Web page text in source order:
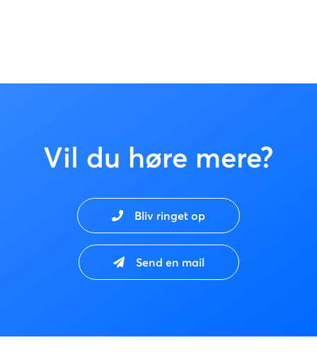
Vil du høre mere?
Bliv ringet op
Send en mail